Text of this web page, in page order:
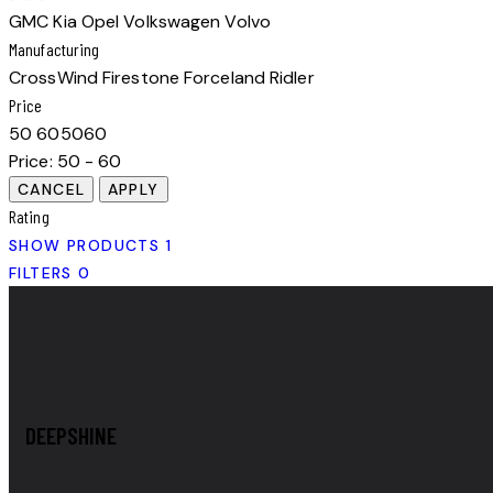
GMC Kia Opel Volkswagen Volvo
Manufacturing
CrossWindFirestone ForcelandRidler
Price
50 605060
Price: 50 - 60
Rating
SHOW PRODUCTS 1
FILTERS 0
DEEPSHINE